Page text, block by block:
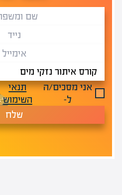
אני מסכים/ה
ל-
תנאי
השימוש
שלח